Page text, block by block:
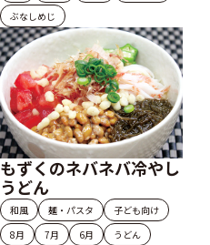
ぶなしめじ
もずくのネバネバ冷やし
うどん
和風 麺・パスタ
子ども向け
8月
7月 6月
うどん